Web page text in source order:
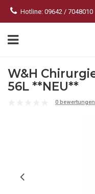
Hotline: 09642 / 7048010
W&H
56L **NEU**
0 bewertungen